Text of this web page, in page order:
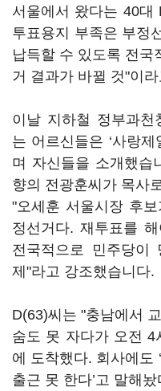
서울에서 왔다는 40대
투표용지 부족은 부정
납득할 수 있도록 전국
거 결과가 바뀔 것"이
이날 지하철 정부과천
는 어르신들은 ‘사랑
며 자신들을 소개했습
향의 전광훈씨가 목사
"오세훈 서울시장 후
정선거다. 재투표를
전국적으로 민주당
제"라고 강조했습니다.
D(63)씨는 "충남에서
숨도 못 자다가 오전 4
에 도착했다. 회사에도
출근 못 한다’고 말해